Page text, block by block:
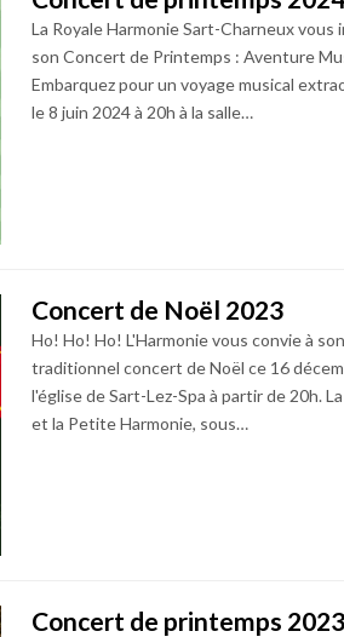
La Royale Harmonie Sart-Charneux vous
son Concert de Printemps : Aventure
Embarquez pour un voyage musical
le 8 juin 2024 à 20h à la salle…
Concert de Noël 2023
Ho! Ho! Ho! L'Harmonie vous convie à son
traditionnel concert de Noël ce 16
l'église de Sart-Lez-Spa à partir de 20h.
et la Petite Harmonie, sous…
Concert de printemps 2023